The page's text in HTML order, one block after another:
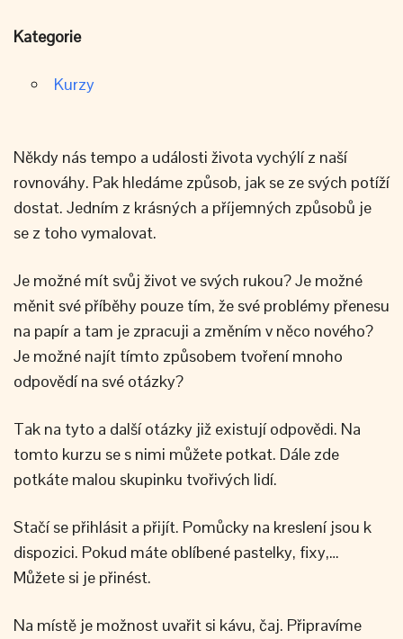
Kategorie
Kurzy
Někdy nás tempo a události života vychýlí z naší
rovnováhy. Pak hledáme způsob, jak se ze svých potíží
dostat. Jedním z krásných a příjemných způsobů je
se z toho vymalovat.
Je možné mít svůj život ve svých rukou? Je možné
měnit své příběhy pouze tím, že své problémy přenesu
na papír a tam je zpracuji a změním v něco nového?
Je možné najít tímto způsobem tvoření mnoho
odpovědí na své otázky?
Tak na tyto a další otázky již existují odpovědi. Na
tomto kurzu se s nimi můžete potkat. Dále zde
potkáte malou skupinku tvořivých lidí.
Stačí se přihlásit a přijít. Pomůcky na kreslení jsou k
dispozici. Pokud máte oblíbené pastelky, fixy,…
Můžete si je přinést.
Na místě je možnost uvařit si kávu, čaj. Připravíme